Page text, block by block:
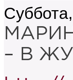
– В